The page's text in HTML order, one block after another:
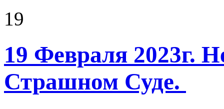
19
19 Февраля 2023г.
Страшном Суде.